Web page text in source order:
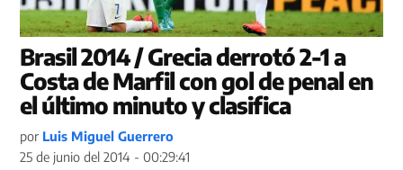
Brasil 2014 / Grecia derrotó 2-1 a
Costa de Marfil con gol de penal en
el último minuto y clasifica
por Luis Miguel Guerrero
25 de junio del 2014 - 00:29:41